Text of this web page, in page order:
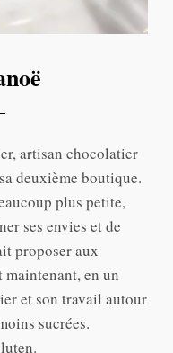
artisan chocolatier
deuxième boutique.
plus petite,
ses envies et de
proposer aux
en un
et son travail autour
sucrées.